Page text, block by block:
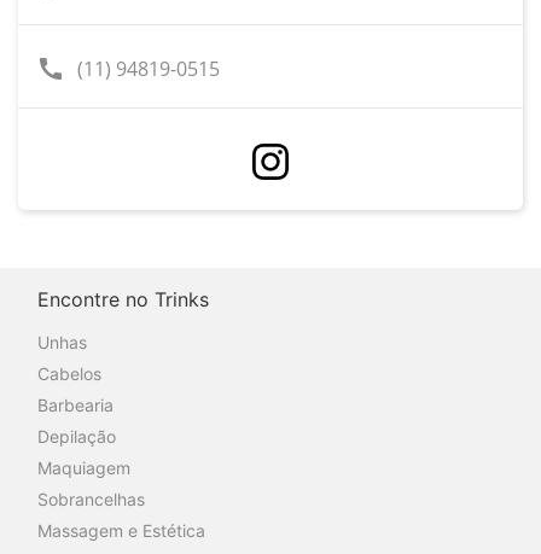
call (11) 94819-0515
Encontre no Trinks
Unhas
Cabelos
Barbearia
Depilação
Maquiagem
Sobrancelhas
Massagem e Estética